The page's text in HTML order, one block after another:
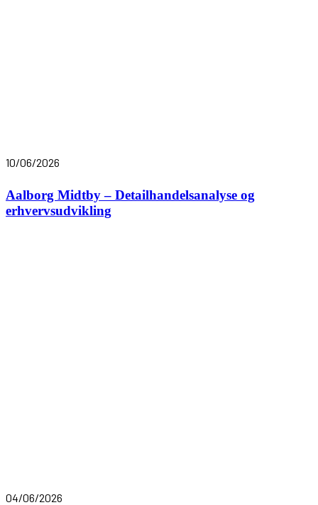
10/06/2026
Aalborg Midtby – Detailhandelsanalyse og
erhvervsudvikling
04/06/2026